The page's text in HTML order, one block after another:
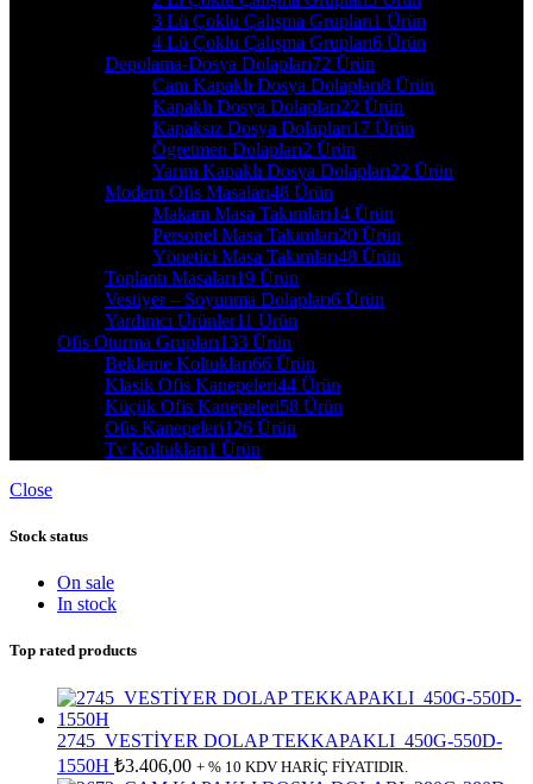
3 Lü Çoklu Çalışma Grupları1 Ürün
4 Lü Çoklu Çalışma Grupları6 Ürün
Depolama-Dosya Dolapları72 Ürün
Cam Kapaklı Dosya Dolapları8 Ürün
Kapaklı Dosya Dolapları22 Ürün
Kapaksız Dosya Dolapları17 Ürün
Ögretmen Dolapları2 Ürün
Yarım Kapaklı Dosya Dolapları22 Ürün
Modern Ofis Masaları48 Ürün
Makam Masa Takımları14 Ürün
Personel Masa Takımları20 Ürün
Yönetici Masa Takımları48 Ürün
Toplantı Masaları19 Ürün
Vestiyer – Soyunma Dolapları6 Ürün
Yardımcı Ürünler11 Ürün
Ofis Oturma Grupları133 Ürün
Bekleme Koltukları66 Ürün
Klasik Ofis Kanepeleri44 Ürün
Küçük Ofis Kanepeleri58 Ürün
Ofis Kanepeleri126 Ürün
Tv Koltukları1 Ürün
Close
Stock status
On sale
In stock
Top rated products
2745_VESTİYER DOLAP TEKKAPAKLI_450G-550D-
1550H ₺3.406,00 + % 10 KDV HARİÇ FİYATIDIR.